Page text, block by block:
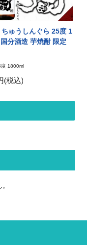
ゅうしんぐら 25度 1
分酒造 芋焼酎 限定
1800ml
(税込)